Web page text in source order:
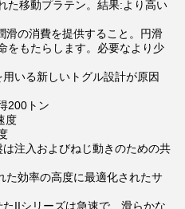
た移動プラテン。結果:より高い
滑の消費を提供すること。円滑
をもたらします。必要なより少
いる新しいトグル設計が原因
200トン
度
注入およびねじ動きのための共
た効率の高度に最適化されたサ
IIシリーズは急速で、滑らかな